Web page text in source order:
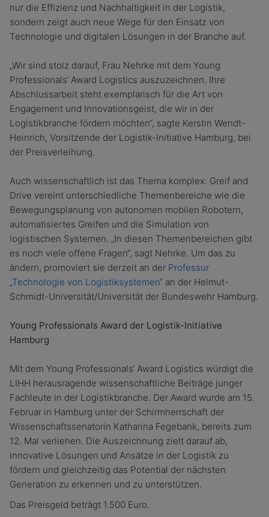
nur die Effizienz und Nachhaltigkeit in der Logistik,
sondern zeigt auch neue Wege für den Einsatz von
Technologie und digitalen Lösungen in der Branche auf.
„Wir sind stolz darauf, Frau Nehrke mit dem Young
Professionals‘ Award Logistics auszuzeichnen. Ihre
Abschlussarbeit steht exemplarisch für die Art von
Engagement und Innovationsgeist, die wir in der
Logistikbranche fördern möchten“, sagte Kerstin Wendt-
Heinrich, Vorsitzende der Logistik-Initiative Hamburg, bei
der Preisverleihung.
Auch wissenschaftlich ist das Thema komplex: Greif and
Drive vereint unterschiedliche Themenbereiche wie die
Bewegungsplanung von autonomen mobilen Robotern,
automatisiertes Greifen und die Simulation von
logistischen Systemen. „In diesen Themenbereichen gibt
es noch viele offene Fragen“, sagt Nehrke. Um das zu
ändern, promoviert sie derzeit an der Professur
„Technologie von Logistiksystemen“ an der Helmut-
Schmidt-Universität/Universität der Bundeswehr Hamburg.
Young Professionals Award der Logistik-Initiative
Hamburg
Mit dem Young Professionals‘ Award Logistics würdigt die
LIHH herausragende wissenschaftliche Beiträge junger
Fachleute in der Logistikbranche. Der Award wurde am 15.
Februar in Hamburg unter der Schirmherrschaft der
Wissenschaftssenatorin Katharina Fegebank, bereits zum
12. Mal verliehen. Die Auszeichnung zielt darauf ab,
innovative Lösungen und Ansätze in der Logistik zu
fördern und gleichzeitig das Potential der nächsten
Generation zu erkennen und zu unterstützen.
Das Preisgeld beträgt 1.500 Euro.